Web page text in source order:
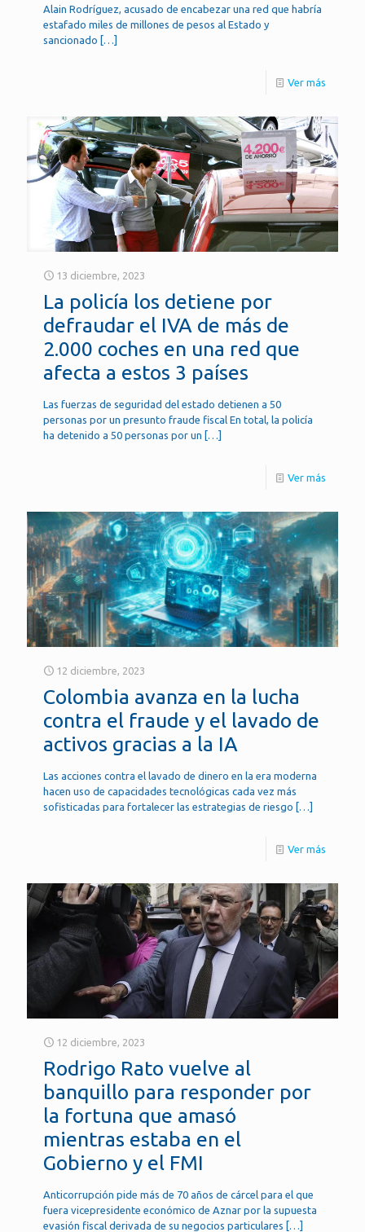
Alain Rodríguez, acusado de encabezar una red que habría
estafado miles de millones de pesos al Estado y
sancionado […]
Ver más
13 diciembre, 2023
La policía los detiene por
defraudar el IVA de más de
2.000 coches en una red que
afecta a estos 3 países
Las fuerzas de seguridad del estado detienen a 50
personas por un presunto fraude fiscal En total, la policía
ha detenido a 50 personas por un […]
Ver más
12 diciembre, 2023
Colombia avanza en la lucha
contra el fraude y el lavado de
activos gracias a la IA
Las acciones contra el lavado de dinero en la era moderna
hacen uso de capacidades tecnológicas cada vez más
sofisticadas para fortalecer las estrategias de riesgo […]
Ver más
12 diciembre, 2023
Rodrigo Rato vuelve al
banquillo para responder por
la fortuna que amasó
mientras estaba en el
Gobierno y el FMI
Anticorrupción pide más de 70 años de cárcel para el que
fuera vicepresidente económico de Aznar por la supuesta
evasión fiscal derivada de su negocios particulares […]